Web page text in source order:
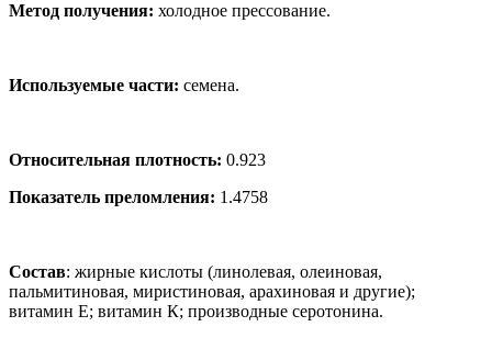
Метод получения: холодное прессование.
Используемые части: семена.
Относительная плотность: 0.923
Показатель преломления: 1.4758
Состав: жирные кислоты (линолевая, олеиновая,
пальмитиновая, миристиновая, арахиновая и другие);
витамин Е; витамин К; производные серотонина.